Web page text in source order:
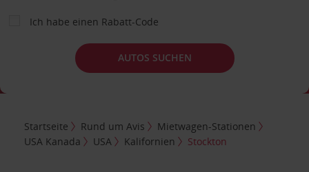
Ich habe einen Rabatt-Code
AUTOS SUCHEN
Startseite Rund um Avis
Mietwagen-Stationen
USA Kanada
USA Kalifornien Stockton